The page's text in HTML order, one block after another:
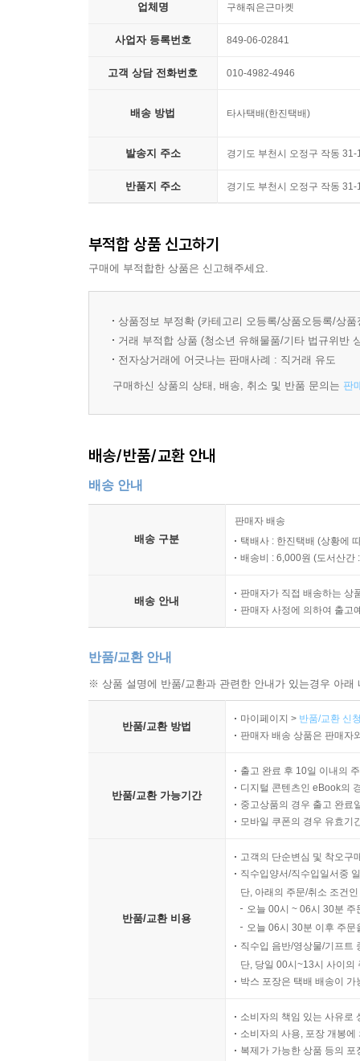
“나를 어둠속에 주저앉히고 피폐하게 만드는 감
감정은 이해받고 사랑받아야 할 어린아이와 같
자책하는 감정을 빼는 일이다.”
나무가 나를 꾸짖지 않듯이, 나를 미워하지 않아야
장미가 다른 꽃과 자기를 비교하지 않듯이, 나를
비가 마주할 땅을 판단하지 않듯이, 내가 만나는
바다는 사랑이다. 실은 나도 바다다.”
---「나는 감정이 아니다」중에서
는 길벗이다. ‘경전’하면 고리타분한 무엇으로 알
는 하지 않는다. 경전, 그분이 얼마나 힙hip한지는
더 강하고 힘 있는 ‘한 구절’이 거기 있을 수 있다
천 년 전부터 나를 기다리고 있다.”
“후성 유전적 요소와 환경의 상호과정이 유전자
이 안팎으로 상호작용하면서 틀 지워진 것이라
는 정도의 영향력을 행사한다’고 말한다. 부모 탓
내가 조성하는 후성유전체가 된다.”
다가 출렁이는 파동과 그 파동에 공명하는 우주의
드러낸다. 빛으로 가득한 나를 창조하는 것이야말
거칠 것이 없다. 그 길을 ‘걷는 나’가 필요할 뿐이
그 공간이 점점 확장되면 어느 순간 그것이
이론부터 실습까지
삼십대에 내면을 향한 여정을 떠났던 저자는 선
정제해 이 책에 담았다.
등진 구도자와는 달리 감각을 내면탐색의 도구
“새로운 인간공학이 필요한 시기이다. 나는 나를
어떻게 살고 싶은가를 알아야 ‘나다움’을 찾을
자신을 체험하는 것이다. 만나보면 안다. 내가 얼마
차곡차곡 명상을 쌓아가다 보면 나를 나이게 하는
당신에겐 명상이 필요하다. 단순한 유행을 넘어
업체명 구해줘은근마켓
사업자 등록번호 849-06-02841
고객 상담 전화번호 010-4982-4946
배송 방법 타사택배(한진택배)
발송지 주소 경기도 부천시 오정구 작동
반품지 주소 경기도 부천시 오정구 작동
부적합 상품 신고하기
구매에 부적합한 상품은 신고해주세요.
상품정보 부정확 (카테고리 오등록/상품오등록/상
거래 부적합 상품 (청소년 유해물품/기타 법규위반
전자상거래에 어긋나는 판매사례 : 직거래 유도
구매하신 상품의 상태, 배송, 취소 및 반품 문의는 판
배송/반품/교환 안내
배송 안내
배송 구분
판매자 배송
택배사 : 한진택배 (상황에
배송비 : 6,000원 (도서산간
배송 안내
판매자가 직접 배송하는 상
판매자 사정에 의하여 출고
반품/교환 안내
※ 상품 설명에 반품/교환과 관련한 안내가 있는경우 아
반품/교환 방법
마이페이지 > 반품/교환 신
판매자 배송 상품은 판매자
반품/교환 가능기간
출고 완료 후 10일 이내의
디지털 콘텐츠인 eBook의
중고상품의 경우 출고 완료
모바일 쿠폰의 경우 유효기
반품/교환 비용
고객의 단순변심 및 착오구
직수입양서/직수입일서중
단, 아래의 주문/취소 조건
오늘 00시 ~ 06시 30분
오늘 06시 30분 이후 주
직수입 음반/영상물/기프트
단, 당일 00시~13시 사이의
박스 포장은 택배 배송이
소비자의 책임 있는 사유로
소비자의 사용, 포장 개봉
복제가 가능한 상품 등의